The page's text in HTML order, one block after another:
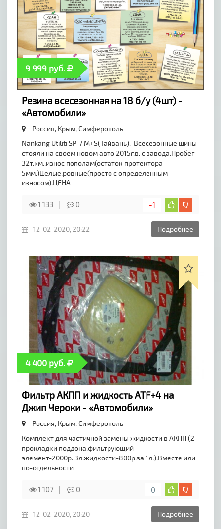
9 999 руб.
Резина всесезонная на 18 б/у (4шт) -
«Автомобили»
Россия, Крым,Симферополь
Nankang Utiliti SP-7 M+S(Тайвань).-Всесезонные шины
стояли на своем новом авто 2015г.в. с завода.Пробег
32т.км.,износ пополам(остаток протектора
5мм.)Целые,ровные(просто с определенным
износом).ЦЕНА
1 133 0 -1
12-02-2020, 20:22 Подробнее
4 400 руб.
Фильтр АКПП и жидкость ATF+4 на
Джип Чероки - «Автомобили»
Россия, Крым,Симферополь
Комплект для частичной замены жидкости в АКПП (2
прокладки поддона,фильтрующий
элемент-2000р.,3л.жидкости-800р.за 1л.).Вместе или
по-отдельности
1 107 0 0
12-02-2020, 20:20 Подробнее